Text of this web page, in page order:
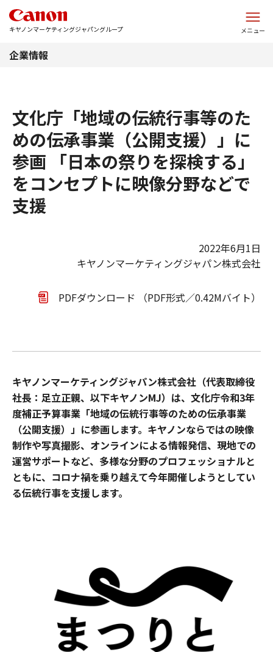
キヤノンマーケティングジャパングループ メニュー
企業情報
文化庁「地域の伝統行事等のた
めの伝承事業（公開支援）」に
参画 「日本の祭りを探検する」
をコンセプトに映像分野などで
支援
2022年6月1日
キヤノンマーケティングジャパン株式会社
PDFダウンロード （PDF形式／0.42Mバイト）
キヤノンマーケティングジャパン株式会社（代表取締役
社長：足立正親、以下キヤノンMJ）は、文化庁令和3年
度補正予算事業「地域の伝統行事等のための伝承事業
（公開支援）」に参画します。キヤノンならではの映像
制作や写真撮影、オンラインによる情報発信、現地での
運営サポートなど、多様な分野のプロフェッショナルと
ともに、コロナ禍を乗り越えて今年開催しようとしてい
る伝統行事を支援します。